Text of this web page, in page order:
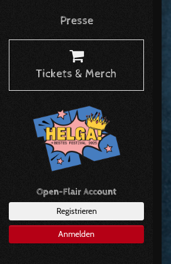
Presse
Tickets & Merch
Open-Flair Account
Registrieren
Anmelden